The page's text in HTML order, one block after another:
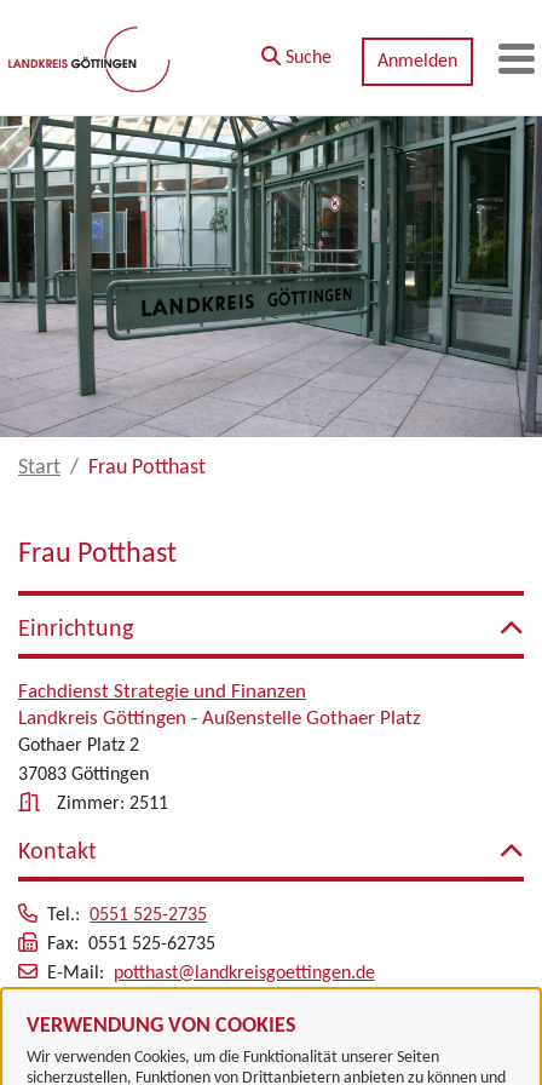
Zum Hauptinhalt springen
VERWENDUNG VON COOKIES
Wir verwenden Cookies, um die Funktionalität unserer Seiten
sicherzustellen, Funktionen von Drittanbietern anbieten zu können und
Suche Anmelden
Start Frau Potthast
Frau Potthast
Einrichtung
Fachdienst Strategie und Finanzen
Landkreis Göttingen - Außenstelle Gothaer Platz
Gothaer Platz 2
37083 Göttingen
Zimmer: 2511
Kontakt
Tel.: 0551 525-2735
Fax: 0551 525-62735
E-Mail: potthast@landkreisgoettingen.de
Alle zugeordneten Einrichtungen